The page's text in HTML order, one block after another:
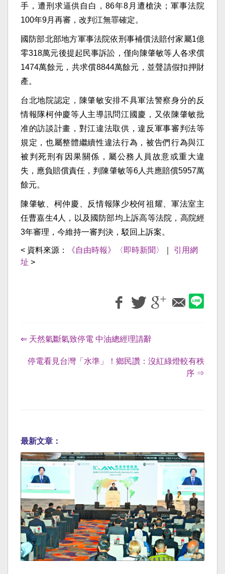
手，遭刑求逼供自白，86年8月遭槍決；軍事法院
100年9月再審，改判江無罪確定。
國防部北部地方軍事法院依刑事補償法賠付家屬1億
零318萬元後提起民事訴訟，僅向陳肇敏等人各求償
1474萬餘元，共求償8844萬餘元，並聲請假扣押財
產。
台北地院認定，陳肇敏安排不具軍法警察身分的反
情報隊柯仲慶等人主導訊問江國慶，又依陳肇敏批
准的訪談計畫，對江違法取供，違反軍事審判法等
規定，也屬整體繼續性違法行為，被告們行為與江
被判死刑有因果關係，屬公務人員故意或重大違
失，應負賠償責任，判陳肇敏等6人共應賠償5957萬
餘元。
陳肇敏、柯仲慶、反情報隊少校何祖耀、軍法室主
任曹嘉生4人，以及國防部均上訴高等法院，高院經
3年審理，今維持一審判決，駁回上訴案。
< 資料來源： 《自由時報》〈即時新聞〉
引用網
址 >
⇐ 天然氣斷氣致停電 中油總經理請辭
停電看見台灣「水準」！鄉民讚：沒紅綠燈較有秩
序 ⇒
最新文章：